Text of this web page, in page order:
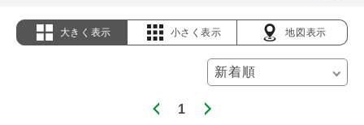
大きく表示 小さく表示 地図表示
1